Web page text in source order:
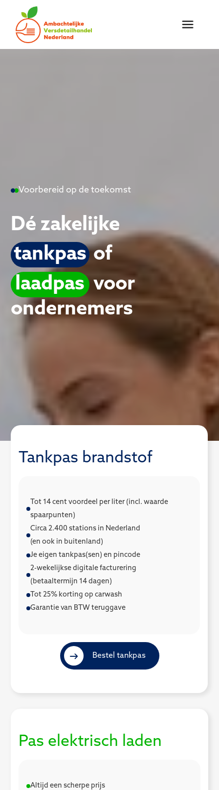
Voorbereid op de toekomst
Dé zakelijke
tankpas of
laadpas voor
ondernemers
Tankpas brandstof
Tot 14 cent voordeel per liter (incl. waarde
spaarpunten)
Circa 2.400 stations in Nederland
(en ook in buitenland)
Je eigen tankpas(sen) en pincode
2-wekelijkse digitale facturering
(betaaltermijn 14 dagen)
Tot 25% korting op carwash
Garantie van BTW teruggave
Bestel tankpas
Pas elektrisch laden
Altijd een scherpe prijs